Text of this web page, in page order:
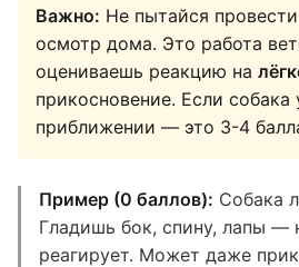
Важно: Не пытайся
осмотр дома. Это работа
оцениваешь реакцию на
прикосновение. Если
приближении — это 3-4
Пример (0 баллов): Собака
Гладишь бок, спину, лапы —
реагирует. Может даже